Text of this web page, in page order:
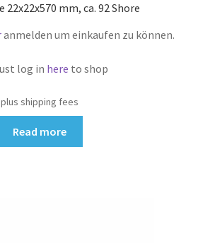
22x22x570 mm, ca. 92 Shore
anmelden um einkaufen zu können.
log in here to shop
plus shipping fees
Read more